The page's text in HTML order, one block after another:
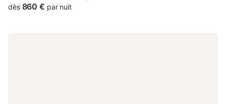
garden and a bar.
dès 860 € par nuit